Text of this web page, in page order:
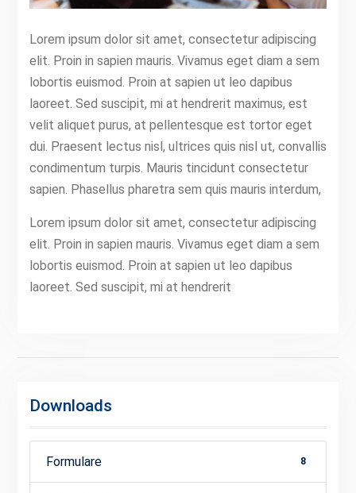
Lorem ipsum dolor sit amet, consectetur adipiscing
elit. Proin in sapien mauris. Vivamus eget diam a sem
lobortis euismod. Proin at sapien ut leo dapibus
laoreet. Sed suscipit, mi at hendrerit maximus, est
velit aliquet purus, at pellentesque est tortor eget
dui. Praesent lectus nisl, ultrices quis nisl ut, convallis
condimentum turpis. Mauris tincidunt consectetur
sapien. Phasellus pharetra sem quis mauris interdum,
Lorem ipsum dolor sit amet, consectetur adipiscing
elit. Proin in sapien mauris. Vivamus eget diam a sem
lobortis euismod. Proin at sapien ut leo dapibus
laoreet. Sed suscipit, mi at hendrerit
Downloads
Formulare 8